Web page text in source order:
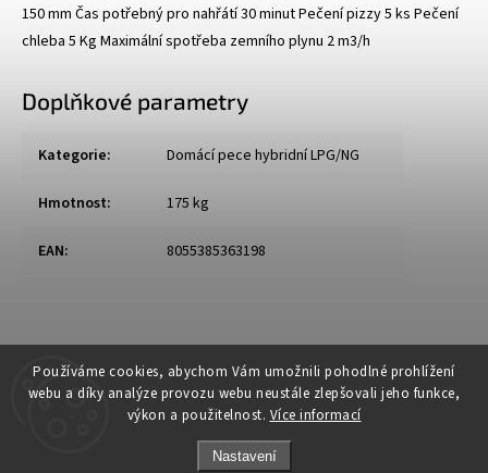
Používáme cookies, abychom Vám umožnili pohodlné prohlížení
webu a díky analýze provozu webu neustále zlepšovali jeho funkce,
výkon a použitelnost. Více informací
Nastavení
150 mm Čas potřebný pro nahřátí 30 minut Pečení pizzy 5 ks Pečení
chleba 5 Kg Maximální spotřeba zemního plynu 2 m3/h
Doplňkové parametry
Kategorie: Domácí pece hybridní LPG/NG
Hmotnost: 175 kg
EAN: 8055385363198